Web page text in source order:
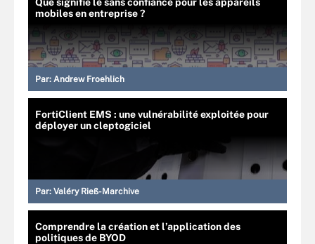
mobiles en entreprise ?
Par: Andrew Froehlich
FortiClient EMS : une vulnérabilité exploitée pour
déployer un cleptogiciel
Par: Valéry Rieß-Marchive
Comprendre la création et l’application des
politiques de BYOD